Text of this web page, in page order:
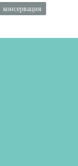
консервация